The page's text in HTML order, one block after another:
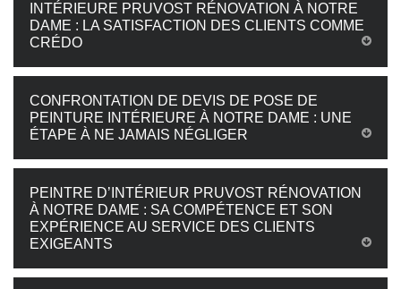
INTÉRIEURE PRUVOST RÉNOVATION À NOTRE
DAME : LA SATISFACTION DES CLIENTS COMME
CRÉDO
CONFRONTATION DE DEVIS DE POSE DE
PEINTURE INTÉRIEURE À NOTRE DAME : UNE
ÉTAPE À NE JAMAIS NÉGLIGER
PEINTRE D’INTÉRIEUR PRUVOST RÉNOVATION
À NOTRE DAME : SA COMPÉTENCE ET SON
EXPÉRIENCE AU SERVICE DES CLIENTS
EXIGEANTS